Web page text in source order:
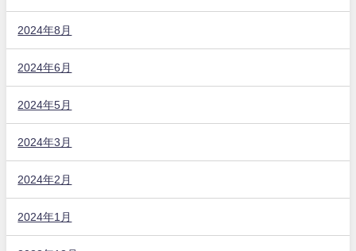
2024年8月
2024年6月
2024年5月
2024年3月
2024年2月
2024年1月